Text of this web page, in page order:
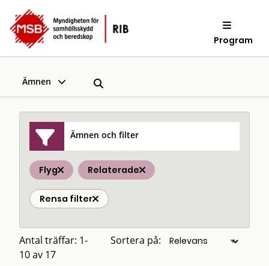
Program
Ämnen
Ämnen och filter
Flyg Relaterade
Rensa filter
Antal träffar: 1-
10 av 17
Sortera på: